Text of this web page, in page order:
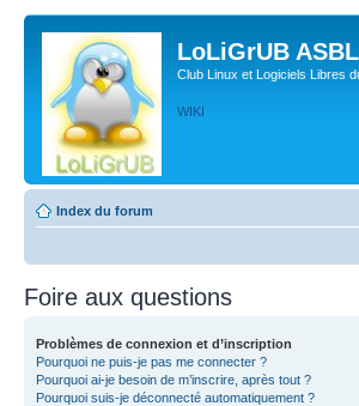
LoLiGrUB ASBL
Club Linux et Logiciels Libres
WIKI
Index du forum
Foire aux questions
Problèmes de connexion et d’inscription
Pourquoi ne puis-je pas me connecter ?
Pourquoi ai-je besoin de m’inscrire, après tout ?
Pourquoi suis-je déconnecté automatiquement ?